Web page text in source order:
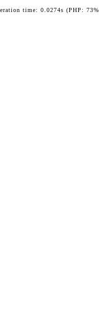
time: 0.0274s (PHP: